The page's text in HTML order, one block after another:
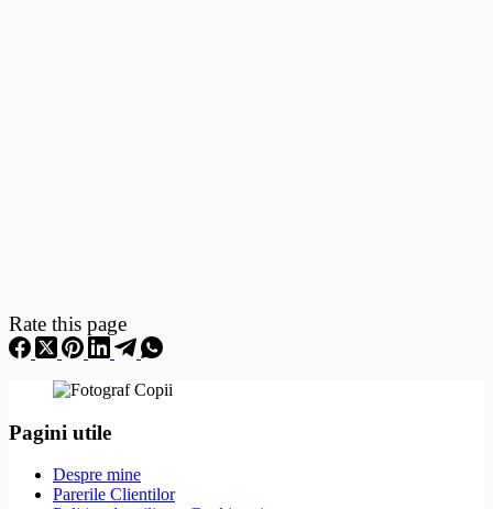
Rate this page
Pagini utile
Despre mine
Parerile Clientilor